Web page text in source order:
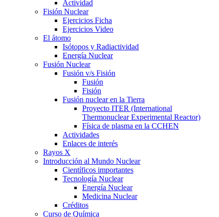
Actividad
Fisión Nuclear
Ejercicios Ficha
Ejercicios Video
El átomo
Isótopos y Radiactividad
Energía Nuclear
Fusión Nuclear
Fusión v/s Fisión
Fusión
Fisión
Fusión nuclear en la Tierra
Proyecto ITER (International
Thermonuclear Experimental Reactor)
Física de plasma en la CCHEN
Actividades
Enlaces de interés
Rayos X
Introducción al Mundo Nuclear
Científicos importantes
Tecnología Nuclear
Energía Nuclear
Medicina Nuclear
Créditos
Curso de Química